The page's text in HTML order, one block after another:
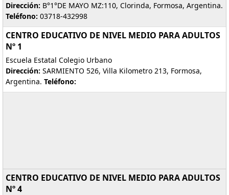
Dirección: B°1°DE MAYO MZ:110, Clorinda, Formosa, Argentina.
Teléfono: 03718-432998
CENTRO EDUCATIVO DE NIVEL MEDIO PARA ADULTOS
Nº 1
Escuela Estatal Colegio Urbano
Dirección: SARMIENTO 526, Villa Kilometro 213, Formosa,
Argentina. Teléfono:
CENTRO EDUCATIVO DE NIVEL MEDIO PARA ADULTOS
Nº 4